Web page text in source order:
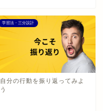
学習法・三分設計
自分の行動を振り返ってみよ
う